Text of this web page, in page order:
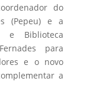
do
(Pepeu) e a
e Biblioteca
para
e o novo
a